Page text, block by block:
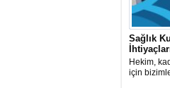
Sağlık
Hekim,
için